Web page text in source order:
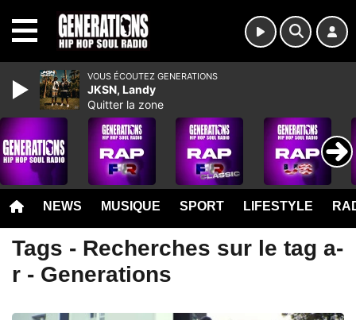
NEWS MUSIQUE SPORT LIFESTYLE
Tags - Recherches sur le tag a-
r - Generations
VOUS ÉCOUTEZ GENERATIONS
JKSN, Landy
Quitter la zone